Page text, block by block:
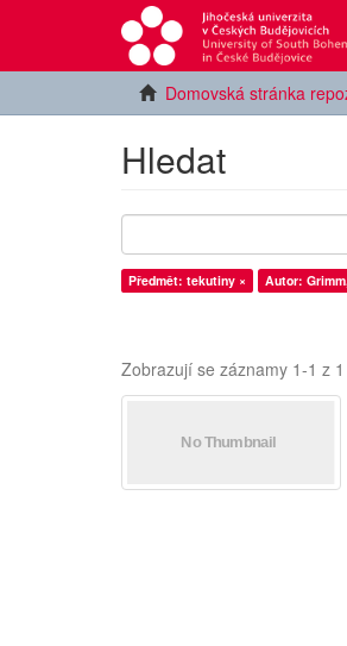
Domovská stránka
Hledat
Předmět: tekutiny × Autor:
Zobrazují se záznamy 1-1 z 1